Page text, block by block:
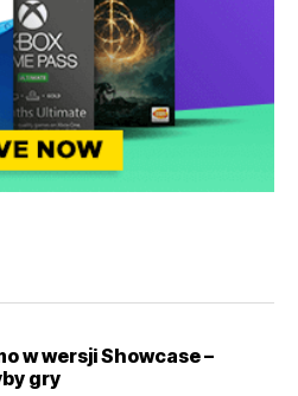
w wersji Showcase –
gry